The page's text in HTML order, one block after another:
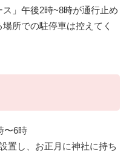
」午後2時~8時が通行止め
所での駐停車は控えてく
〜6時
置し、お正月に神社に持ち